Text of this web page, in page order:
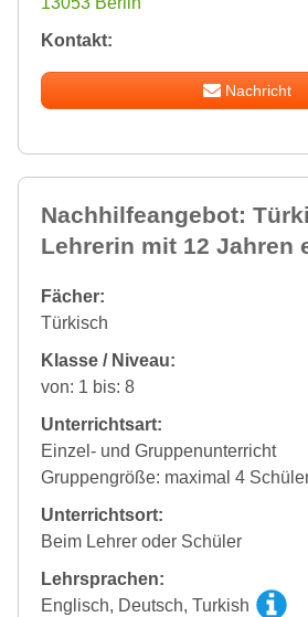
Kontakt:
Nachricht
Nachhilfeangebot:
Lehrerin mit 12 Jahren
Fächer:
Türkisch
Klasse / Niveau:
von: 1 bis: 8
Unterrichtsart:
Einzel- und Gruppenunterricht
Gruppengröße: maximal 4
Unterrichtsort:
Beim Lehrer oder Schüler
Lehrsprachen:
Englisch, Deutsch, Turkish